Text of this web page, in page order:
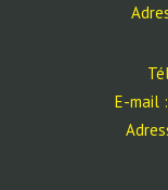
E-mail :